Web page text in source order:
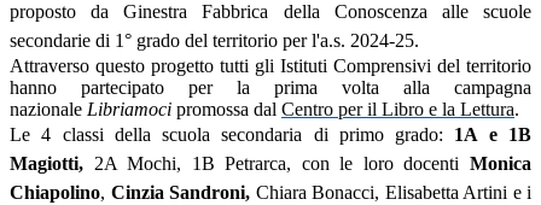
proposto da Ginestra Fabbrica della Conoscenza alle scuole
secondarie di 1° grado del territorio per l'a.s. 2024-25.
Attraverso questo progetto tutti gli Istituti Comprensivi del territorio
hanno partecipato per la prima volta alla campagna
nazionale Libriamoci promossa dal Centro per il Libro e la Lettura.
Le 4 classi della scuola secondaria di primo grado: 1A e 1B
Magiotti, 2A Mochi, 1B Petrarca, con le loro docentiMonica
Chiapolino, Cinzia Sandroni, Chiara Bonacci, Elisabetta Artini e i